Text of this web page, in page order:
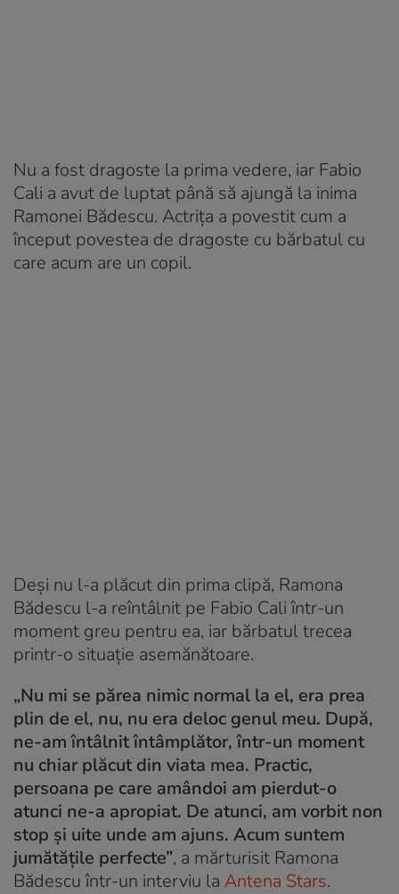
Nu a fost dragoste la prima vedere, iar Fabio
Cali a avut de luptat până să ajungă la inima
Ramonei Bădescu. Actrița a povestit cum a
început povestea de dragoste cu bărbatul cu
care acum are un copil.
Deși nu l-a plăcut din prima clipă, Ramona
Bădescu l-a reîntâlnit pe Fabio Cali într-un
moment greu pentru ea, iar bărbatul trecea
printr-o situație asemănătoare.
„Nu mi se părea nimic normal la el, era prea
plin de el, nu, nu era deloc genul meu. După,
ne-am întâlnit întâmplător, într-un moment
nu chiar plăcut din viata mea. Practic,
persoana pe care amândoi am pierdut-o
atunci ne-a apropiat. De atunci, am vorbit non
stop și uite unde am ajuns. Acum suntem
jumătățile perfecte”, a mărturisit Ramona
Bădescu într-un interviu la Antena Stars.